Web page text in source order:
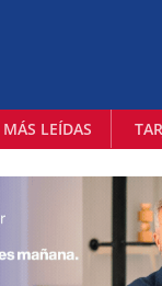
MÁS LEÍDAS